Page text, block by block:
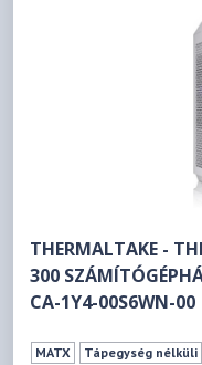
THERMALTAKE -
300
CA-1Y4-00S6WN-00
MATX Tápegység nélküli